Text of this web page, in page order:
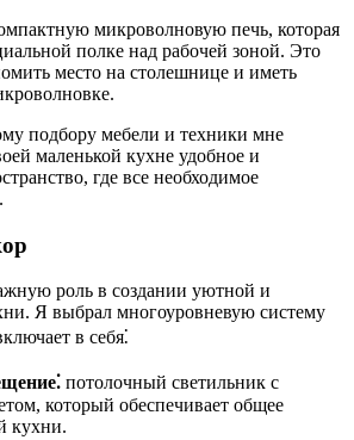
микроволновую печь, которая
полке над рабочей зоной. Это
место на столешнице и иметь
подбору мебели и техники мне
маленькой кухне удобное и
где все необходимое
роль в создании уютной и
Я выбрал многоуровневую систему
в себя⁚
потолочный светильник с
который обеспечивает общее
кухни.